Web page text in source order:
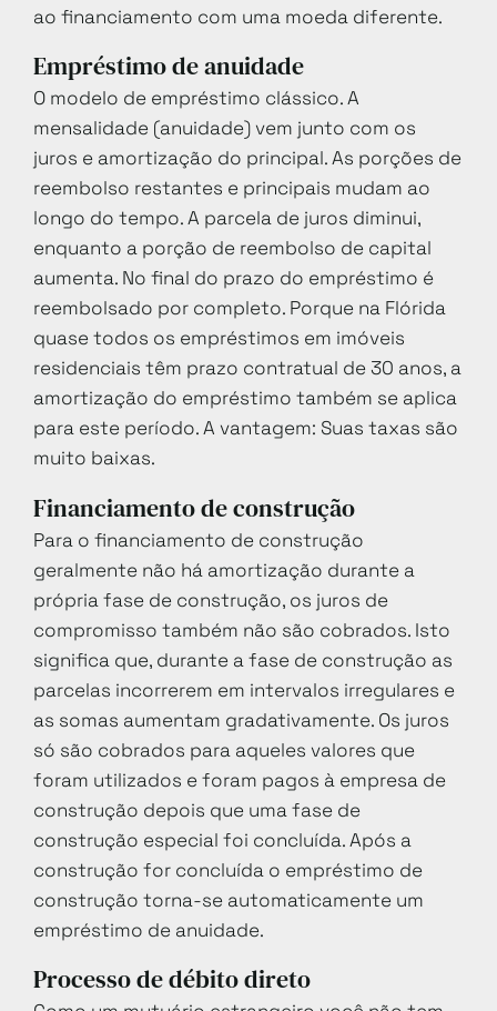
ao financiamento com uma moeda diferente.
Empréstimo de anuidade
O modelo de empréstimo clássico. A
mensalidade (anuidade) vem junto com os
juros e amortização do principal. As porções de
reembolso restantes e principais mudam ao
longo do tempo. A parcela de juros diminui,
enquanto a porção de reembolso de capital
aumenta. No final do prazo do empréstimo é
reembolsado por completo. Porque na Flórida
quase todos os empréstimos em imóveis
residenciais têm prazo contratual de 30 anos, a
amortização do empréstimo também se aplica
para este período. A vantagem: Suas taxas são
muito baixas.
Financiamento de construção
Para o financiamento de construção
geralmente não há amortização durante a
própria fase de construção, os juros de
compromisso também não são cobrados. Isto
significa que, durante a fase de construção as
parcelas incorrerem em intervalos irregulares e
as somas aumentam gradativamente. Os juros
só são cobrados para aqueles valores que
foram utilizados e foram pagos à empresa de
construção depois que uma fase de
construção especial foi concluída. Após a
construção for concluída o empréstimo de
construção torna-se automaticamente um
empréstimo de anuidade.
Processo de débito direto